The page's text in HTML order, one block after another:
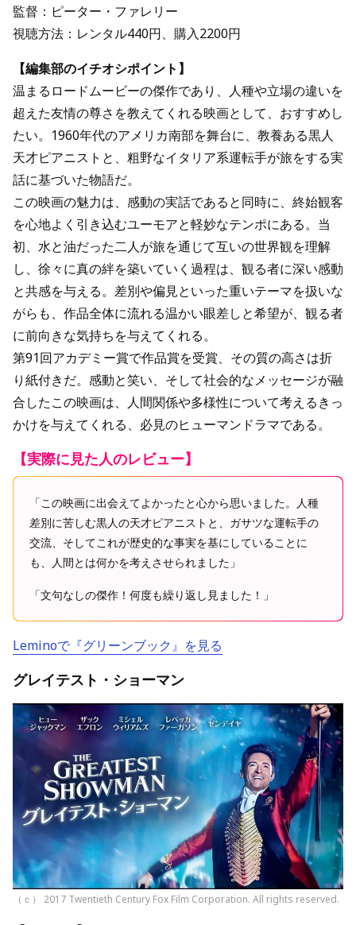
監督：ピーター・ファレリー
視聴方法：レンタル440円、購入2200円
【編集部のイチオシポイント】
温まるロードムービーの傑作であり、人種や立場の違いを
超えた友情の尊さを教えてくれる映画として、おすすめし
たい。1960年代のアメリカ南部を舞台に、教養ある黒人
天才ピアニストと、粗野なイタリア系運転手が旅をする実
話に基づいた物語だ。
この映画の魅力は、感動の実話であると同時に、終始観客
を心地よく引き込むユーモアと軽妙なテンポにある。当
初、水と油だった二人が旅を通じて互いの世界観を理解
し、徐々に真の絆を築いていく過程は、観る者に深い感動
と共感を与える。差別や偏見といった重いテーマを扱いな
がらも、作品全体に流れる温かい眼差しと希望が、観る者
に前向きな気持ちを与えてくれる。
第91回アカデミー賞で作品賞を受賞、その質の高さは折
り紙付きだ。感動と笑い、そして社会的なメッセージが融
合したこの映画は、人間関係や多様性について考えるきっ
かけを与えてくれる、必見のヒューマンドラマである。
【実際に見た人のレビュー】
「この映画に出会えてよかったと心から思いました。人種
差別に苦しむ黒人の天才ピアニストと、ガサツな運転手の
交流、そしてこれが歴史的な事実を基にしていることに
も、人間とは何かを考えさせられました」
「文句なしの傑作！何度も繰り返し見ました！」
Leminoで『グリーンブック』を見る
グレイテスト・ショーマン
（ｃ） 2017 Twentieth Century Fox Film Corporation. All rights reserved.